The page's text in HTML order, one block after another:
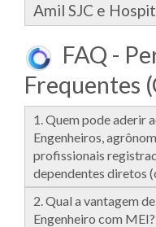
Amil SJC e
FAQ -
Frequentes
1. Quem pode aderir
Engenheiros,
profissionais
dependentes diretos
2. Qual a vantagem
Engenheiro com